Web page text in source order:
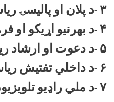
۳ -د پلان او پاليسۍ
۴ -د بهرنيو اړيکو او
۵ -د دعوت او ارشاد
۶ -د داخلي تفتيش
۷ -د ملي راډيو